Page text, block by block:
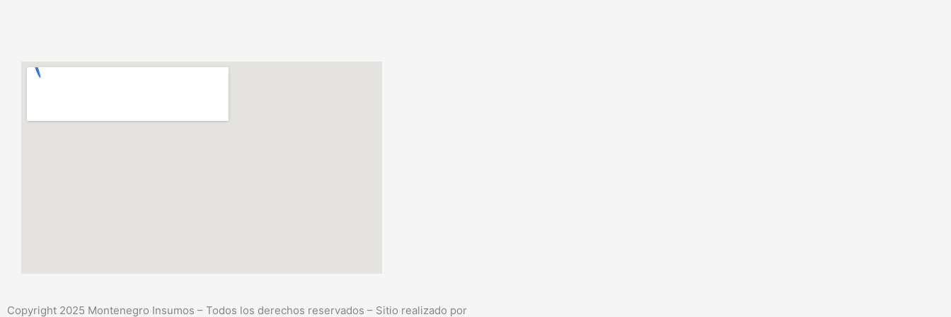
Copyright 2025 Montenegro Insumos – Todos los derechos reservados – Sitio realizado por